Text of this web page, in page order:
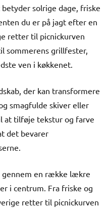
solrige dage, friske
du er på jagt efter en
retter til picnickurven
sommerens grillfester,
ven i køkkenet.
der kan transformere
smagfulde skiver eller
at tilføje tekstur og farve
det bevarer
gennem en række lækre
i centrum. Fra friske og
retter til picnickurven